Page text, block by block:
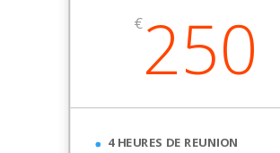
€250
4 HEURES DE REUNION